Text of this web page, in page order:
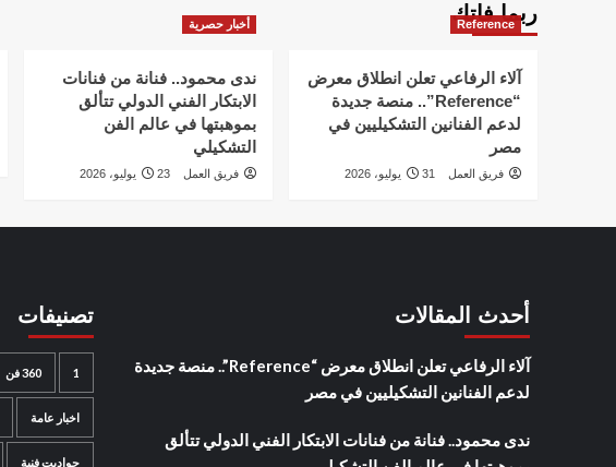
ربما فاتك
Reference
آلاء الرفاعي تعلن انطلاق معرض
“Reference”.. منصة جديدة
لدعم الفنانين التشكيليين في
مصر
فريق العمل 31 يوليو، 2026
أخبار حصرية
ندى محمود.. فنانة من فنانات
الابتكار الفني الدولي تتألق
بموهبتها في عالم الفن
التشكيلي
فريق العمل 23 يوليو، 2026
أحدث المقالات
آلاء الرفاعي تعلن انطلاق معرض “Reference”.. منصة جديدة
لدعم الفنانين التشكيليين في مصر
ندى محمود.. فنانة من فنانات الابتكار الفني الدولي تتألق
تصنيفات
1 360 فن
اخبار عامة
حواديت فنية